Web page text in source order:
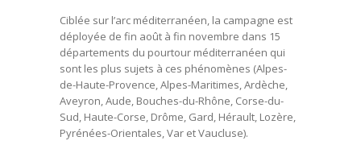
Ciblée sur l’arc méditerranéen, la campagne est
déployée de fin août à fin novembre dans 15
départements du pourtour méditerranéen qui
sont les plus sujets à ces phénomènes (Alpes-
de-Haute-Provence, Alpes-Maritimes, Ardèche,
Aveyron, Aude, Bouches-du-Rhône, Corse-du-
Sud, Haute-Corse, Drôme, Gard, Hérault, Lozère,
Pyrénées-Orientales, Var et Vaucluse).